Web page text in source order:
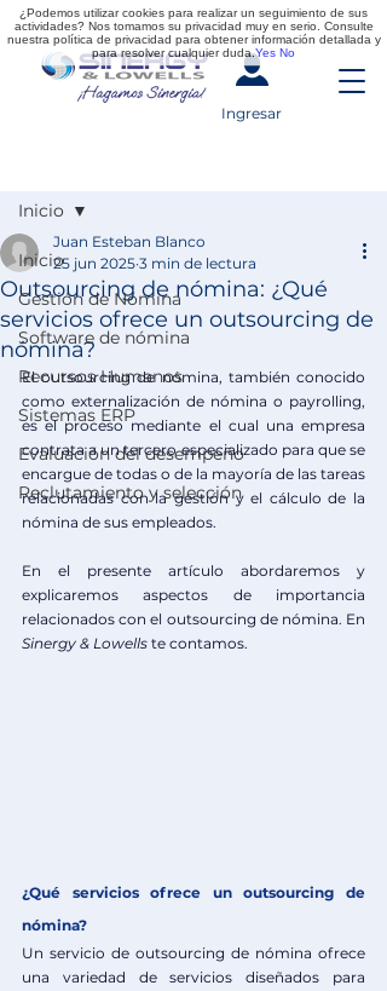
Ingresar
Inicio
Gestión de Nómina
Software de nómina
Recursos Humanos
Sistemas ERP
Evaluación del desempeño
Reclutamiento y selección
Inicio
Outsourcing de nómina: ¿Qué
servicios ofrece un outsourcing de
nómina?
Juan Esteban Blanco
25 jun 2025 3 min de lectura
El outsourcing de nómina, también conocido
como externalización de nómina o payrolling,
es el proceso mediante el cual una empresa
contrata a un tercero especializado para que se
encargue de todas o de la mayoría de las tareas
relacionadas con la gestión y el cálculo de la
nómina de sus empleados.
En el presente artículo abordaremos y
explicaremos aspectos de importancia
Sinergy & Lowells te contamos.
¿Qué servicios ofrece un outsourcing de
nómina?
Un servicio de outsourcing de nómina ofrece
una variedad de servicios diseñados para
¿Podemos utilizar cookies para realizar un seguimiento de sus
actividades? Nos tomamos su privacidad muy en serio. Consulte
nuestra política de privacidad para obtener información detallada y
para resolver cualquier duda.Yes No